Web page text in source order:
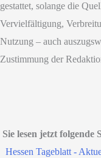
gestattet, solange die
Vervielfältigung,
Nutzung – auch
Zustimmung der
Sie lesen jetzt folgende
Hessen Tageblatt -